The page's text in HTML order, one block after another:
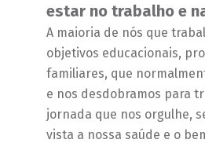
estar no trabalho e
A maioria de nós que
objetivos educacionais,
familiares, que
e nos desdobramos para
jornada que nos orgulhe,
vista a nossa saúde e o